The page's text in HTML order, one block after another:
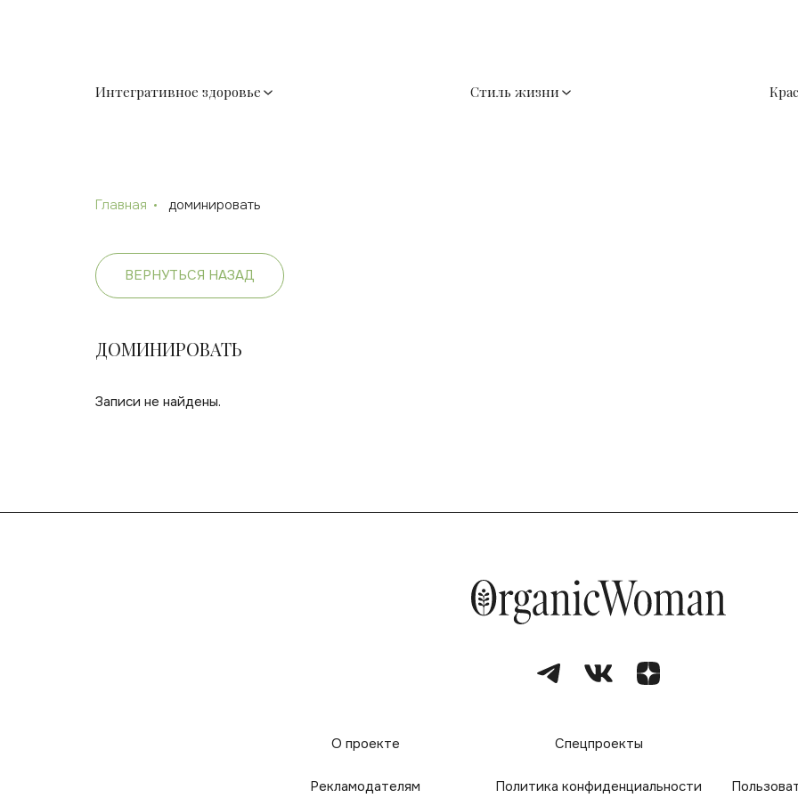
Интегративное здоровье Стиль жизни
Главная доминировать
ВЕРНУТЬСЯ НАЗАД
ДОМИНИРОВАТЬ
Записи не найдены.
О проекте Спецпроекты
Рекламодателям Политика конфиденциальности